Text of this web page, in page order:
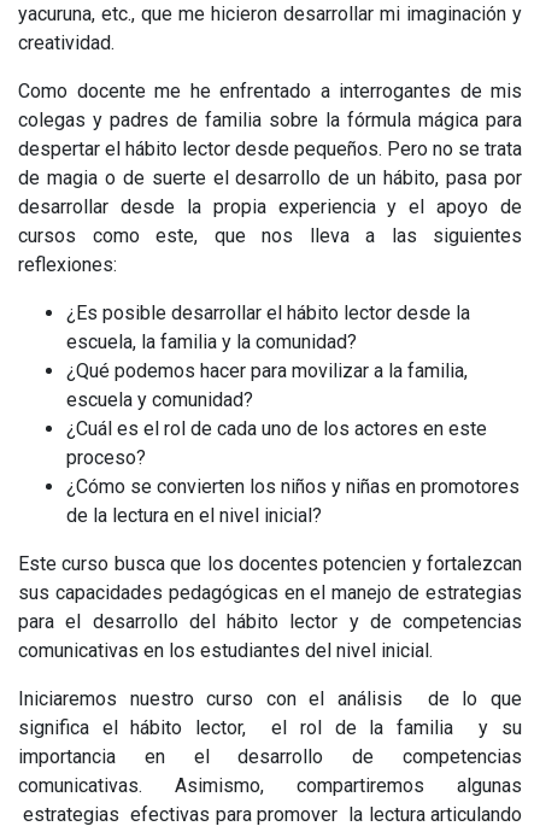
yacuruna, etc., que me hicieron desarrollar mi imaginación y
creatividad.
Como docente me he enfrentado a interrogantes de mis
colegas y padres de familia sobre la fórmula mágica para
despertar el hábito lector desde pequeños. Pero no se trata
de magia o de suerte el desarrollo de un hábito, pasa por
desarrollar desde la propia experiencia y el apoyo de
cursos como este, que nos lleva a las siguientes
reflexiones:
¿Es posible desarrollar el hábito lector desde la
escuela, la familia y la comunidad?
¿Qué podemos hacer para movilizar a la familia,
escuela y comunidad?
¿Cuál es el rol de cada uno de los actores en este
proceso?
¿Cómo se convierten los niños y niñas en promotores
de la lectura en el nivel inicial?
Este curso busca que los docentes potencien y fortalezcan
sus capacidades pedagógicas en el manejo de estrategias
para el desarrollo del hábito lector y de competencias
comunicativas en los estudiantes del nivel inicial.
Iniciaremos nuestro curso con el análisis de lo que
significa el hábito lector, el rol de la familia y su
importancia en el desarrollo de competencias
comunicativas. Asimismo, compartiremos algunas
estrategias efectivas para promover la lectura articulando